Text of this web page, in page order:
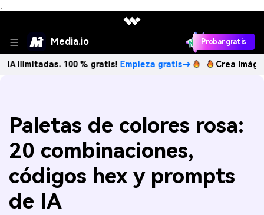
、
Media.io Probar gratis
100 % gratis!Empieza gratis→ Crea imágenes IA
Paletas de colores rosa:
20 combinaciones,
códigos hex y prompts
de IA